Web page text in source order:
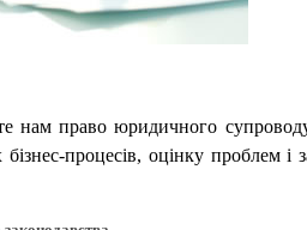
нам право юридичного
процесів, оцінку проблем і